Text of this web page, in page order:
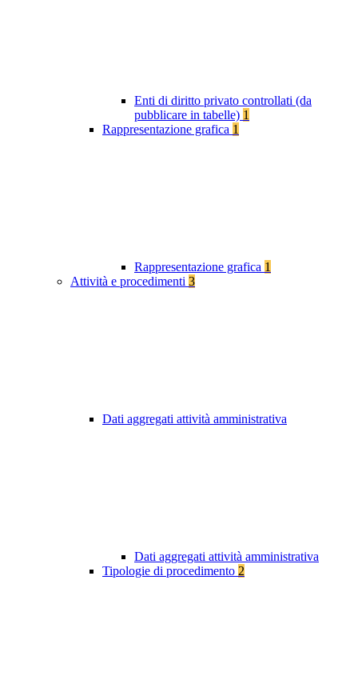
Enti di diritto privato controllati (da
pubblicare in tabelle) 1
Rappresentazione grafica 1
Rappresentazione grafica 1
Attività e procedimenti 3
Dati aggregati attività amministrativa
Dati aggregati attività amministrativa
Tipologie di procedimento 2